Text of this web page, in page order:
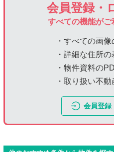
会員登録・
すべての機能が
・すべての画像
・詳細な住所の
・物件資料の
・取り扱い不
会員登録